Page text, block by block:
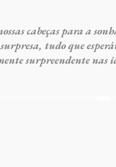
cabeças para a
tudo que
surpreendente nas